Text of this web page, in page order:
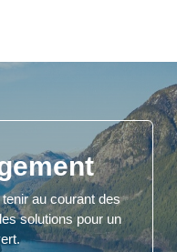
au courant des
solutions pour un